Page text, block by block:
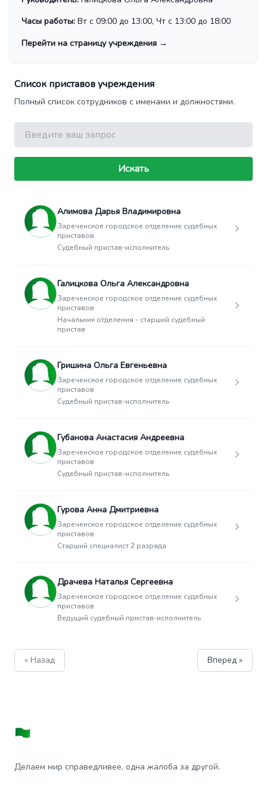
Часы работы: Вт с 09:00 до 13:00, Чт с 13:00 до 18:00
Перейти на страницу учреждения →
Список приставов учреждения
Полный список сотрудников с именами и должностями.
Поиск
Искать
Алимова Дарья Владимировна
Зареченское городское отделение судебных
приставов
Судебный пристав-исполнитель
Галицкова Ольга Александровна
Зареченское городское отделение судебных
приставов
Начальник отделения - старший судебный
пристав
Гришина Ольга Евгеньевна
Зареченское городское отделение судебных
приставов
Судебный пристав-исполнитель
Губанова Анастасия Андреевна
Зареченское городское отделение судебных
приставов
Судебный пристав-исполнитель
Гурова Анна Дмитриевна
Зареченское городское отделение судебных
приставов
Старший специалист 2 разряда
Драчева Наталья Сергеевна
Зареченское городское отделение судебных
приставов
Ведущий судебный пристав-исполнитель
« Назад Вперед »
Делаем мир справедливее, одна жалоба за другой.